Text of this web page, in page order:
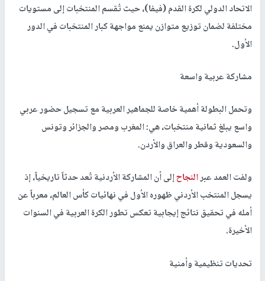
الاتحاد الدولي لكرة القدم (فيفا)، حيث تُقسم المنتخبات إلى مستويات
مختلفة لضمان توزيع متوازن يمنع مواجهة كبار المنتخبات في الدور
الأول.
مشاركة عربية واسعة
وتحمل البطولة أهمية خاصة للجماهير العربية مع تسجيل حضور عربي
واسع يبلغ ثمانية منتخبات، هي: المغرب ومصر والجزائر وتونس
والسعودية وقطر والعراق والأردن.
ولفت العمد عبرالنجاحإلى أن المشاركة الأردنية تُعد حدثاً تاريخياً، إذ
يسجل المنتخب الأردني ظهوره الأول في نهائيات كأس العالم، معرباً عن
أمله في تحقيق نتائج إيجابية تعكس تطور الكرة العربية في السنوات
الأخيرة.
تحديات تنظيمية وأمنية